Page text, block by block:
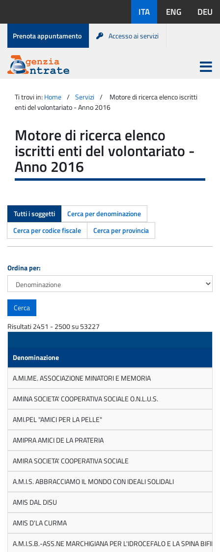
contenuto
disponibili:
ITA ENG DEU
Menu
di
servizio
Prenota appuntamento Accesso ai servizi
Agenzia
Entrate
Apri
menu
principale
Ti trovi in: Home Servizi
Motore di ricerca elenco iscritti
enti del volontariato - Anno 2016
Motore di ricerca elenco
iscritti enti del volontariato -
Anno 2016
Tutti i soggetti
Cerca per denominazione
Cerca per codice fiscale
Cerca per provincia
Ordina per:
Risultati 2451 - 2500 su 53227
Denominazione
A.MI.ME. ASSOCIAZIONE MINATORI E MEMORIA
AMINA SOCIETA' COOPERATIVA SOCIALE O.N.L.U.S.
AMI.PEL "AMICI PER LA PELLE"
AMIPRA AMICI DE LA PRATERIA
AMIRA SOCIETA' COOPERATIVA SOCIALE
A.M.I.S. ABBRACCIAMO IL MONDO CON IDEALI SOLIDALI
AMIS DAL DISU
AMIS D'LA CURMA
A.M.I.S.B.-ASS.NE MARCHIGIANA PER L'IDROCEFALO E LA SPINA BIFIDA